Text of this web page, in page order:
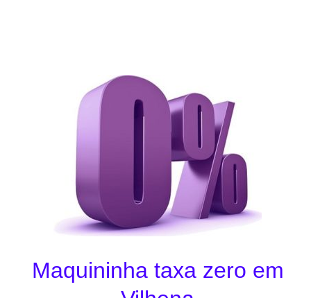
Maquininha taxa zero em